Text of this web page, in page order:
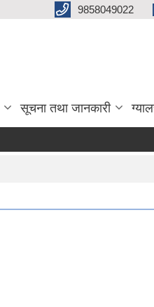
9858049022
सूचना तथा जानकारी